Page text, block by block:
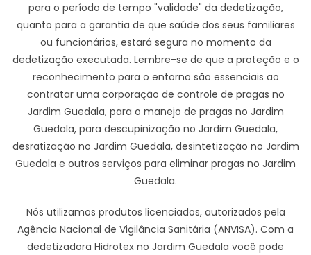
para o período de tempo "validade" da dedetização,
quanto para a garantia de que saúde dos seus familiares
ou funcionários, estará segura no momento da
dedetização executada. Lembre-se de que a proteção e o
reconhecimento para o entorno são essenciais ao
contratar uma corporação de controle de pragas no
Jardim Guedala, para o manejo de pragas no Jardim
Guedala, para descupinização no Jardim Guedala,
desratização no Jardim Guedala, desintetização no Jardim
Guedala e outros serviços para eliminar pragas no Jardim
Guedala.
Nós utilizamos produtos licenciados, autorizados pela
Agência Nacional de Vigilância Sanitária (ANVISA). Com a
dedetizadora Hidrotex no Jardim Guedala você pode